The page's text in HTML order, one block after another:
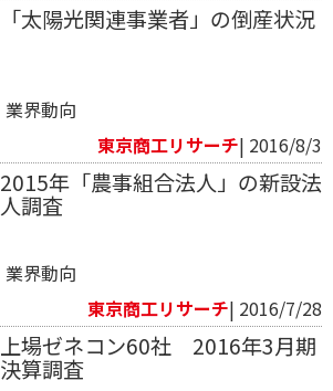
「太陽光関連事業者」の倒産状況
業界動向
東京商工リサーチ| 2016/8/3
2015年「農事組合法人」の新設法
人調査
業界動向
東京商工リサーチ| 2016/7/28
上場ゼネコン60社 2016年3月期
決算調査